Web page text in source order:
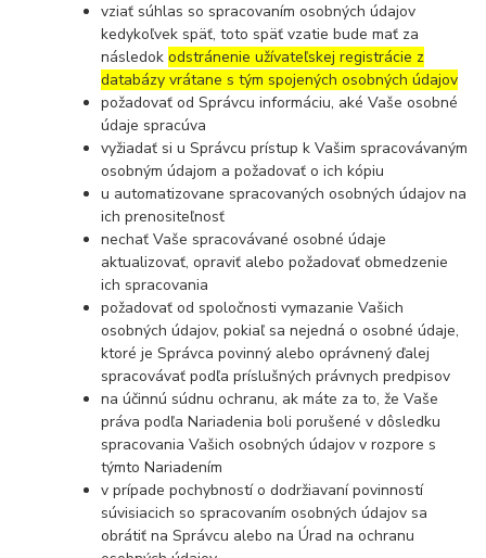
vziať súhlas so spracovaním osobných údajov
kedykoľvek späť, toto späť vzatie bude mať za
následokodstránenie užívateľskej registrácie z
databázy vrátane s tým spojených osobných údajov
požadovať od Správcu informáciu, aké Vaše osobné
údaje spracúva
vyžiadať si u Správcu prístup k Vašim spracovávaným
osobným údajom a požadovať o ich kópiu
u automatizovane spracovaných osobných údajov na
ich prenositeľnosť
nechať Vaše spracovávané osobné údaje
aktualizovať, opraviť alebo požadovať obmedzenie
ich spracovania
požadovať od spoločnosti vymazanie Vašich
osobných údajov, pokiaľ sa nejedná o osobné údaje,
ktoré je Správca povinný alebo oprávnený ďalej
spracovávať podľa príslušných právnych predpisov
na účinnú súdnu ochranu, ak máte za to, že Vaše
práva podľa Nariadenia boli porušené v dôsledku
spracovania Vašich osobných údajov v rozpore s
týmto Nariadením
v prípade pochybností o dodržiavaní povinností
súvisiacich so spracovaním osobných údajov sa
obrátiť na Správcu alebo na Úrad na ochranu